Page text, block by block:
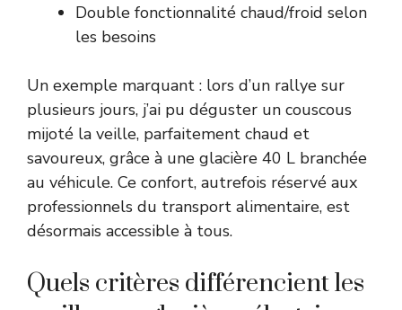
Double fonctionnalité chaud/froid selon
les besoins
Un exemple marquant : lors d’un rallye sur
plusieurs jours, j’ai pu déguster un couscous
mijoté la veille, parfaitement chaud et
savoureux, grâce à une glacière 40 L branchée
au véhicule. Ce confort, autrefois réservé aux
professionnels du transport alimentaire, est
désormais accessible à tous.
Quels critères différencient les